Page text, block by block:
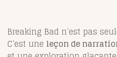
Breaking Bad n’est pas
C’est une leçon de